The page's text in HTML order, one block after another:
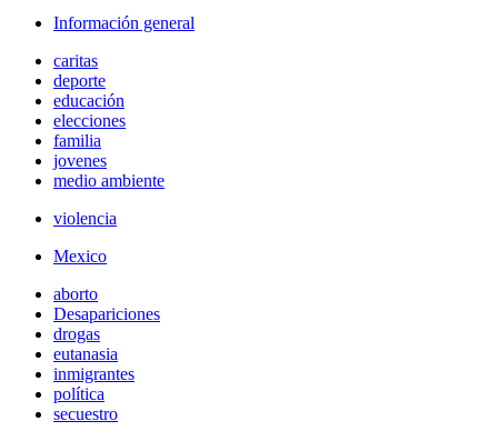
Información general
caritas
deporte
educación
elecciones
familia
jovenes
medio ambiente
violencia
Mexico
aborto
Desapariciones
drogas
eutanasia
inmigrantes
política
secuestro